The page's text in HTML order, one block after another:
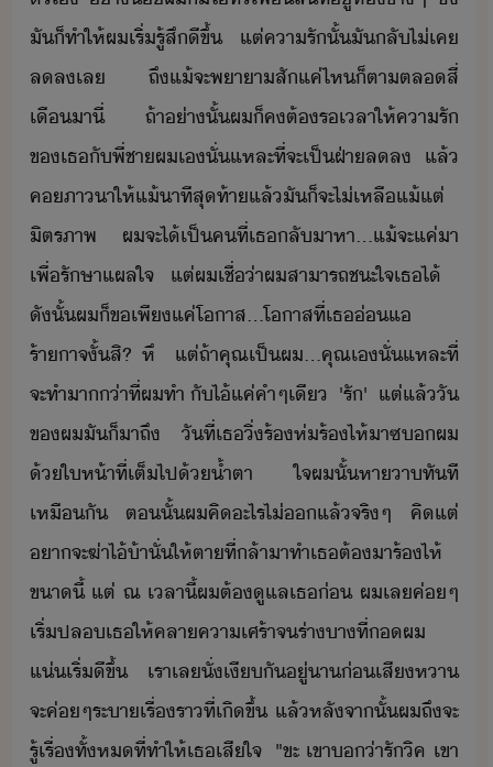
ั​็​ทำให้​ผ​เริ่​รู้สึ​ีขึ้​ ​ ​แต่​คารั​ั้​ั​ลั​ไ่เค​
ลล​เล​ ​ถึแ้​จะ​พาา​สั​แค่ไห​็ตา​ตล​สี่​
เื​าี​่​ ​ ​ถ้า่าั้​ผ​็​ค​ต้​รเลา​ให้​คารั​
ข​เธ​ั​พี่ชา​ผ​เ​ั่แหละ​ที่จะ​เป็​ฝ่า​ลล​ ​แล้​
ค​ภาา​ให้​แ้า​ที​สุท้า​แล้​ั​็​จะ​ไ่​เหลื​แ้แต่​
ิตรภาพ​ ​ ​ผ​จะ​ไ้​เป็​คที​่​เธ​ลัา​หา​...​แ้​จะ​แค่​า​
เพื่​รัษา​แผลใจ​ ​แต่​ผ​เชื่​่า​ผ​สาารถ​ชะใจ​เธ​ไ้​ ​
ัั้​ผ​็​ข​เพีแค่​โาส​...​โาส​ที่​เธ​่แ​ ​ ​
ร้าาจ​ั้​สิ​?​ ​หึ​ ​ ​แต่​ถ้า​คุณ​เป็​ผ​...​คุณ​เ​ั่แหละ​ที่
จะ​ทำ​า่า​ที่​ผ​ทำ​ ​ั​ไ้​แค่​คำๆ​เี​ ​ ​'​รั​'​ ​ ​แต่​แล้​ั​
ข​ผ​ั​็​าถึ​ ​ัที่​เธ​ิ่​ร้ห่ร้ไห้​าซ​​ผ​
้​ให้า​ที่​เต็ไป้​้ำตา​ ​ใจ​ผ​ั้​หา​า​ทัที​
เหืั​ ​ตั้​ผ​คิ​ะไร​ไ่​​แล้​จริๆ​ ​คิ​แต่​
า​จะ​ฆ่า​ไ้้า​ั่​ให้​ตา​ที่​ล้าา​ทำ​เธ​ต้​าร​้​​ไห้​
ขา​ี้​ ​แต่​ ณ​ ​เลาี้​ผ​ต้​ูแล​เธ​่​ ​ผ​เล​ค่ๆ​
เริ่​ปล​เธ​ให้​คลา​คาเศร้า​จ​ร่า​าที​่​​ผ​
แ่​เริ่​ีขึ้​ ​เรา​เล​ั่​เี​ั​ู่า​่​เสีหา​
จะ​ค่ๆ​ระา​เรื่รา​ที่เิ​ขึ้​ ​แล้​หลัจาั้​ผ​ถึ​จะ​
รู้เรื่​ทั้ห​ที่​ทำให้​เธ​เสีใจ​ ​ ​"​ขะ​ ​เขา​่า​รั​ิค​ ​เขา​